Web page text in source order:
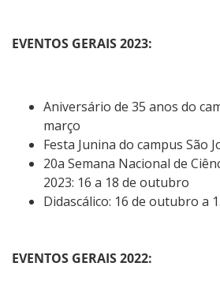
EVENTOS GERAIS 2023:
Aniversário de 35 anos do
março
Festa Junina do campus São
20a Semana Nacional de
2023: 16 a 18 de outubro
Didascálico: 16 de outubro a
EVENTOS GERAIS 2022: